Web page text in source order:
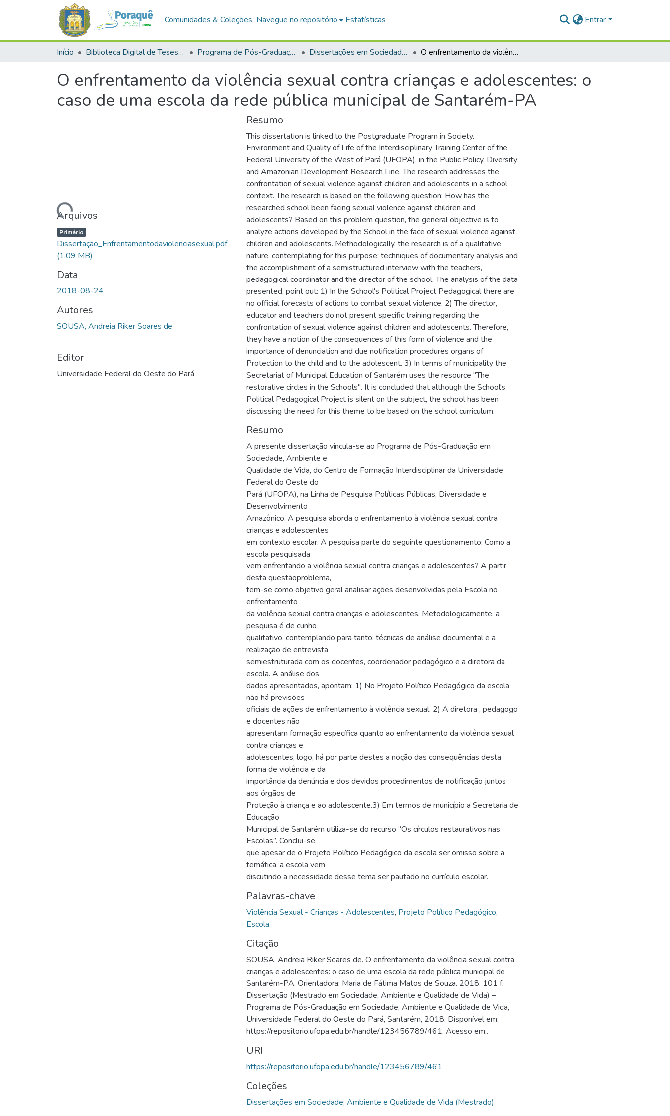
Comunidades & Coleções Navegue no repositório Estatísticas Entrar
Início Biblioteca Digital de Teses e Dissertações (BDTD) Programa de Pós-Graduação em Sociedade, Ambiente e Qualidade de Vida (PPGSAQ) Dissertações em Sociedade, Ambiente e Qualidade de Vida (Mestrado) O enfrentamento da violência sexual contra crianças e adolescentes: o caso de uma escola da rede pública municipal de Santarém-PA
O enfrentamento da violência sexual contra crianças e adolescentes: o
caso de uma escola da rede pública municipal de Santarém-PA
Carregando...
Arquivos
Primário
Dissertação_Enfrentamentodaviolenciasexual.pdf
(1.09 MB)
Data
2018-08-24
Autores
SOUSA, Andreia Riker Soares de
Editor
Universidade Federal do Oeste do Pará
Resumo
This dissertation is linked to the Postgraduate Program in Society,
Environment and Quality of Life of the Interdisciplinary Training Center of the
Federal University of the West of Pará (UFOPA), in the Public Policy, Diversity
and Amazonian Development Research Line. The research addresses the
confrontation of sexual violence against children and adolescents in a school
context. The research is based on the following question: How has the
researched school been facing sexual violence against children and
adolescents? Based on this problem question, the general objective is to
analyze actions developed by the School in the face of sexual violence against
children and adolescents. Methodologically, the research is of a qualitative
nature, contemplating for this purpose: techniques of documentary analysis and
the accomplishment of a semistructured interview with the teachers,
pedagogical coordinator and the director of the school. The analysis of the data
presented, point out: 1) In the School's Political Project Pedagogical there are
no official forecasts of actions to combat sexual violence. 2) The director,
educator and teachers do not present specific training regarding the
confrontation of sexual violence against children and adolescents. Therefore,
they have a notion of the consequences of this form of violence and the
importance of denunciation and due notification procedures organs of
Protection to the child and to the adolescent. 3) In terms of municipality the
Secretariat of Municipal Education of Santarém uses the resource "The
restorative circles in the Schools". It is concluded that although the School's
Political Pedagogical Project is silent on the subject, the school has been
discussing the need for this theme to be based on the school curriculum.
Resumo
A presente dissertação vincula-se ao Programa de Pós-Graduação em
Sociedade, Ambiente e
Qualidade de Vida, do Centro de Formação Interdisciplinar da Universidade
Federal do Oeste do
Pará (UFOPA), na Linha de Pesquisa Políticas Públicas, Diversidade e
Desenvolvimento
Amazônico. A pesquisa aborda o enfrentamento à violência sexual contra
crianças e adolescentes
em contexto escolar. A pesquisa parte do seguinte questionamento: Como a
escola pesquisada
vem enfrentando a violência sexual contra crianças e adolescentes? A partir
desta questãoproblema,
tem-se como objetivo geral analisar ações desenvolvidas pela Escola no
enfrentamento
da violência sexual contra crianças e adolescentes. Metodologicamente, a
pesquisa é de cunho
qualitativo, contemplando para tanto: técnicas de análise documental e a
realização de entrevista
semiestruturada com os docentes, coordenador pedagógico e a diretora da
escola. A análise dos
dados apresentados, apontam: 1) No Projeto Político Pedagógico da escola
não há previsões
oficiais de ações de enfrentamento à violência sexual. 2) A diretora , pedagogo
e docentes não
apresentam formação específica quanto ao enfrentamento da violência sexual
contra crianças e
adolescentes, logo, há por parte destes a noção das consequências desta
forma de violência e da
importância da denúncia e dos devidos procedimentos de notificação juntos
aos órgãos de
Proteção à criança e ao adolescente.3) Em termos de município a Secretaria de
Educação
Municipal de Santarém utiliza-se do recurso “Os círculos restaurativos nas
Escolas”. Conclui-se,
que apesar de o Projeto Político Pedagógico da escola ser omisso sobre a
temática, a escola vem
discutindo a necessidade desse tema ser pautado no currículo escolar.
Palavras-chave
Violência Sexual - Crianças - Adolescentes, Projeto Político Pedagógico,
Escola
Citação
SOUSA, Andreia Riker Soares de. O enfrentamento da violência sexual contra
crianças e adolescentes: o caso de uma escola da rede pública municipal de
Santarém-PA. Orientadora: Maria de Fátima Matos de Souza. 2018. 101 f.
Dissertação (Mestrado em Sociedade, Ambiente e Qualidade de Vida) –
Programa de Pós-Graduação em Sociedade, Ambiente e Qualidade de Vida,
Universidade Federal do Oeste do Pará, Santarém, 2018. Disponível em:
https://repositorio.ufopa.edu.br/handle/123456789/461. Acesso em:.
URI
https://repositorio.ufopa.edu.br/handle/123456789/461
Coleções
Dissertações em Sociedade, Ambiente e Qualidade de Vida (Mestrado)